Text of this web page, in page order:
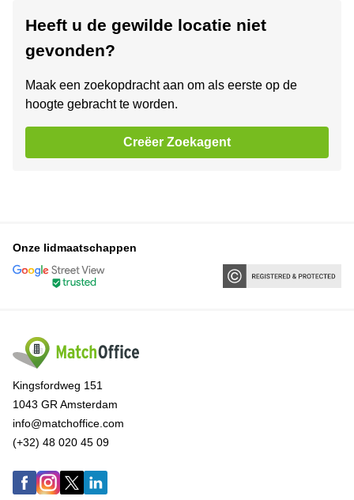
Heeft u de gewilde locatie niet
gevonden?
Maak een zoekopdracht aan om als eerste op de
hoogte gebracht te worden.
Creëer Zoekagent
Onze lidmaatschappen
Kingsfordweg 151
1043 GR Amsterdam
info@matchoffice.com
(+32) 48 020 45 09